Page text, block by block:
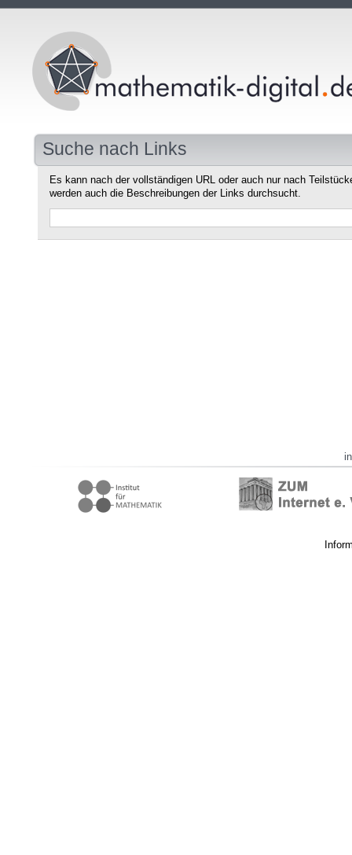
Suche nach Links
Es kann nach der vollständigen URL oder auch nur nach
werden auch die Beschreibungen der Links durchsucht.